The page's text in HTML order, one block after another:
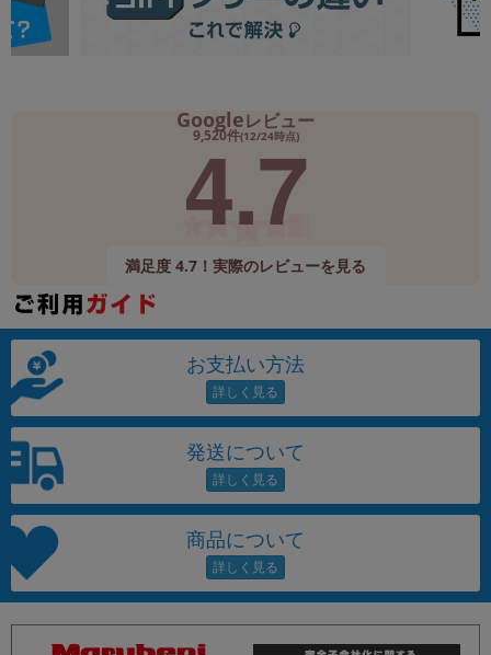
Googleレビュー
9,520件(12/24時点)
4.7
満足度 4.7！実際のレビューを見る
お支払い方法
発送について
商品について